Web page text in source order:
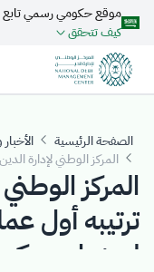
تخطي إلى المحتوى الرئيسي
موقع حكومي رسمي تابع
كيف تتحقق
الصفحة الرئيسية
المركز الوطني لإدارة الدين يعلن عن ترتيبه أول عملية إعادة شراء جزئي لسندات حكومة
المركز
ترتيبه أول
لسندات